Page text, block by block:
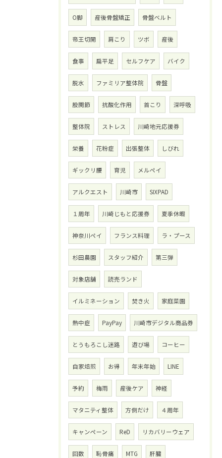
O脚 産後骨盤矯正 骨盤ベルト
帝王切開 肩こり ツボ 産後
食事 扁平足 セルフケア バイク
脱水 ファミリア整体院 骨盤
股関節 抗酸化作用 首こり 深呼吸
整体院 ストレス 川崎地元応援券
栄養 花粉症 出張整体 しびれ
ギックリ腰 育児 メルペイ
アルクエスト 川崎市 SIXPAD
１周年 川崎じもと応援券 夏季休暇
神奈川ペイ フランス料理 ラ・プース
杉田農園 スタッフ紹介 第三弾
対象店舗 読売ランド
イルミネーション 焚き火 家庭菜園
熱中症 PayPay 川崎市デジタル商品券
とうもろこし迷路 遊び場 コーヒー
自家焙煎 お得 年末年始 LINE
予約 梅雨 産後ケア 神経
マタニティ整体 方側だけ ４周年
キャンペーン ReD リカバリーウェア
回数 恥骨痛 MTG 肝臓